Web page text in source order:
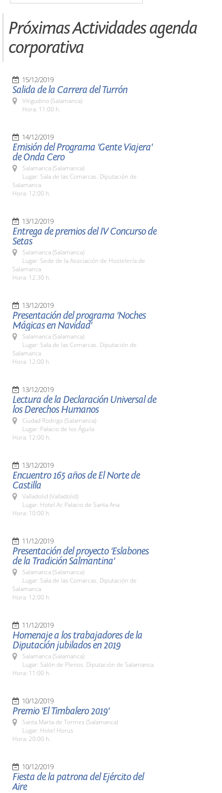
Próximas Actividades agenda
corporativa
15/12/2019
Salida de la Carrera del Turrón
Vitigudino (Salamanca)
Hora: 11:00 h.
14/12/2019
Emisión del Programa 'Gente Viajera'
de Onda Cero
Salamanca (Salamanca)
Lugar: Sala de las Comarcas. Diputación de
Salamanca
Hora: 12:00 h.
13/12/2019
Entrega de premios del IV Concurso de
Setas
Salamanca (Salamanca)
Lugar: Sede de la Asociación de Hostelería de
Salamanca
Hora: 12:30 h.
13/12/2019
Presentación del programa 'Noches
Mágicas en Navidad'
Salamanca (Salamanca)
Lugar: Sala de las Comarcas. Diputación de
Salamanca
Hora: 12:00 h.
13/12/2019
Lectura de la Declaración Universal de
los Derechos Humanos
Ciudad Rodrigo (Salamanca)
Lugar: Palacio de los Águila
Hora: 12:00 h.
13/12/2019
Encuentro 165 años de El Norte de
Castilla
Valladolid (Valladolid)
Lugar: Hotel Ac Palacio de Santa Ana
Hora: 10:00 h.
11/12/2019
Presentación del proyecto 'Eslabones
de la Tradición Salmantina'
Salamanca (Salamanca)
Lugar: Sala de las Comarcas. Diputación de
Salamanca
Hora: 12:00 h.
11/12/2019
Homenaje a los trabajadores de la
Diputación jubilados en 2019
Salamanca (Salamanca)
Lugar: Salón de Plenos. Diputación de Salamanca
Hora: 11:00 h.
10/12/2019
Premio 'El Timbalero 2019'
Santa Marta de Tormes (Salamanca)
Lugar: Hotel Horus
Hora: 20:00 h.
10/12/2019
Fiesta de la patrona del Ejército del
Aire